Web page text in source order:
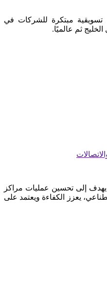
تسويقية مبتكرة للشركات في
ثم عالميًا.
يهدف إلى تحسين عمليات مراكز
يعزز الكفاءة ويعتمد على